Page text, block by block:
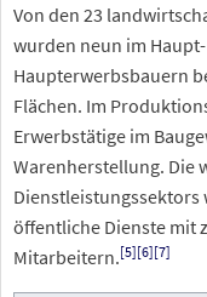
Von den 23
wurden neun im
Haupterwerbsbauern
Flächen. Im
Erwerbstätige im
Warenherstellung. Die
Dienstleistungssektors
öffentliche Dienste mit
Mitarbeitern.[5][6][7]